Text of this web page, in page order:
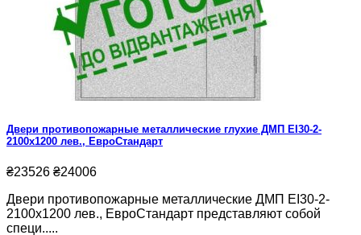
Двери противопожарные металлические глухие ДМП ЕІ30-2-
2100х1200 лев., ЕвроСтандарт
₴23526 ₴24006
Двери противопожарные металлические ДМП ЕІ30-2-
2100х1200 лев., ЕвроСтандарт представляют собой
специ.....